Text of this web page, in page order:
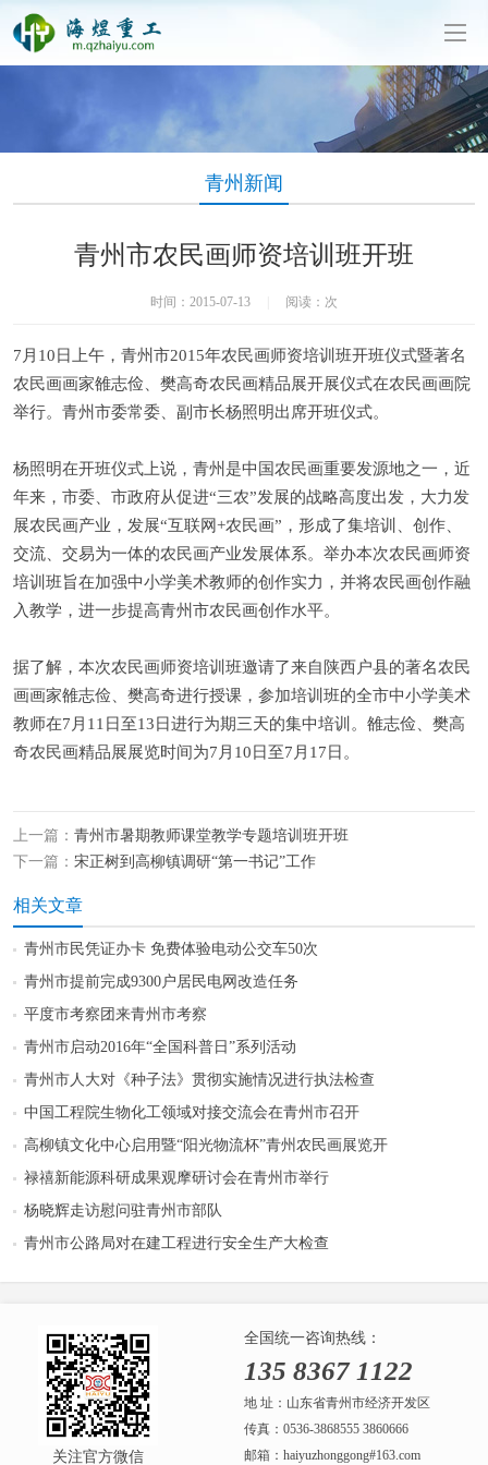
青州新闻
青州市农民画师资培训班开班
时间：2015-07-13 阅读： 次
7月10日上午，青州市2015年农民画师资培训班开班仪式暨著名
农民画画家雒志俭、樊高奇农民画精品展开展仪式在农民画画院
举行。青州市委常委、副市长杨照明出席开班仪式。
杨照明在开班仪式上说，青州是中国农民画重要发源地之一，近
年来，市委、市政府从促进“三农”发展的战略高度出发，大力发
展农民画产业，发展“互联网+农民画”，形成了集培训、创作、
交流、交易为一体的农民画产业发展体系。举办本次农民画师资
培训班旨在加强中小学美术教师的创作实力，并将农民画创作融
入教学，进一步提高青州市农民画创作水平。
据了解，本次农民画师资培训班邀请了来自陕西户县的著名农民
画画家雒志俭、樊高奇进行授课，参加培训班的全市中小学美术
教师在7月11日至13日进行为期三天的集中培训。雒志俭、樊高
奇农民画精品展展览时间为7月10日至7月17日。
上一篇： 青州市暑期教师课堂教学专题培训班开班
下一篇： 宋正树到高柳镇调研“第一书记”工作
相关文章
青州市民凭证办卡 免费体验电动公交车50次
青州市提前完成9300户居民电网改造任务
平度市考察团来青州市考察
青州市启动2016年“全国科普日”系列活动
青州市人大对《种子法》贯彻实施情况进行执法检查
中国工程院生物化工领域对接交流会在青州市召开
高柳镇文化中心启用暨“阳光物流杯”青州农民画展览开
禄禧新能源科研成果观摩研讨会在青州市举行
杨晓辉走访慰问驻青州市部队
青州市公路局对在建工程进行安全生产大检查
关注官方微信
全国统一咨询热线：
135 8367 1122
地 址：山东省青州市经济开发区
传真：0536-3868555 3860666
邮箱：haiyuzhonggong#163.com